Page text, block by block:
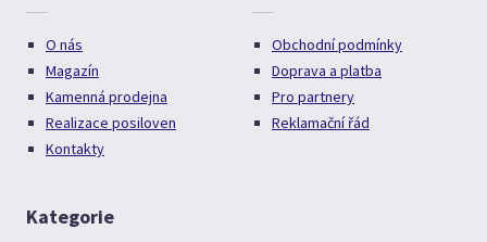
O nás
Magazín
Kamenná prodejna
Realizace posiloven
Kontakty
Obchodní podmínky
Doprava a platba
Pro partnery
Reklamační řád
Kategorie